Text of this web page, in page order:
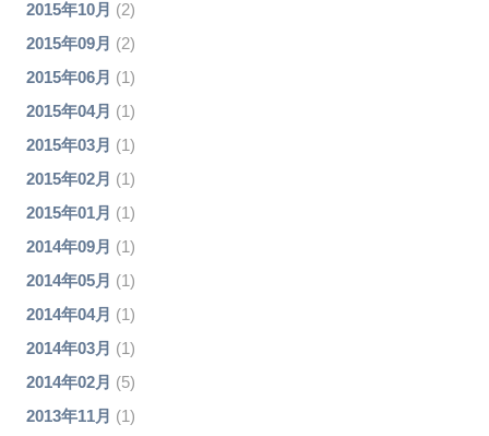
2015年10月 (2)
2015年09月 (2)
2015年06月 (1)
2015年04月 (1)
2015年03月 (1)
2015年02月 (1)
2015年01月 (1)
2014年09月 (1)
2014年05月 (1)
2014年04月 (1)
2014年03月 (1)
2014年02月 (5)
2013年11月 (1)